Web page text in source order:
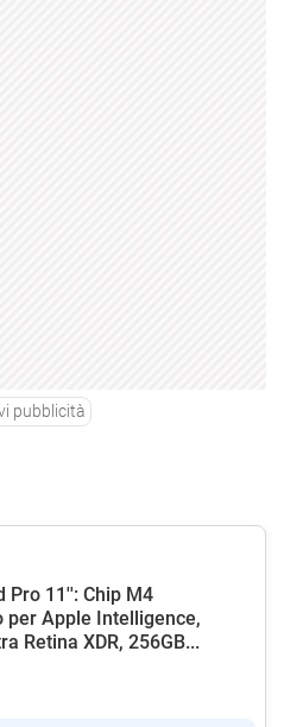
pubblicità
Pro 11'': Chip M4
per Apple Intelligence,
Retina XDR, 256GB...